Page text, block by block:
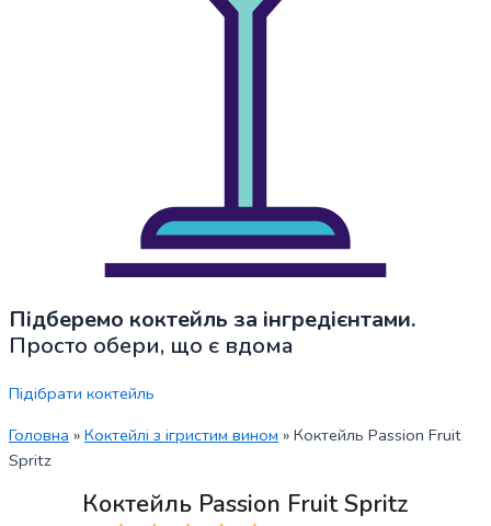
Підберемо коктейль за інгредієнтами.
Просто обери, що є вдома
Підібрати коктейль
Головна » Коктейлі з ігристим вином » Коктейль Passion Fruit
Spritz
Коктейль Passion Fruit Spritz